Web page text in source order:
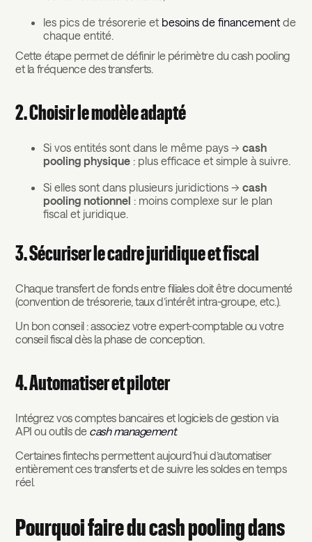
les pics de trésorerie et besoins de financement de
chaque entité.
Cette étape permet de définir le périmètre du cash pooling
et la fréquence des transferts.
2. Choisir le modèle adapté
Si vos entités sont dans le même pays →cash
pooling physique : plus efficace et simple à suivre.
Si elles sont dans plusieurs juridictions →cash
pooling notionnel : moins complexe sur le plan
fiscal et juridique.
3. Sécuriser le cadre juridique et fiscal
Chaque transfert de fonds entre filiales doit être documenté
(convention de trésorerie, taux d’intérêt intra-groupe, etc.).
Un bon conseil : associez votre expert-comptable ou votre
conseil fiscal dès la phase de conception.
4. Automatiser et piloter
Intégrez vos comptes bancaires et logiciels de gestion via
API ou outils de cash management.
Certaines fintechs permettent aujourd’hui d’automatiser
entièrement ces transferts et de suivre les soldes en temps
réel.
Pourquoi faire du cash pooling dans